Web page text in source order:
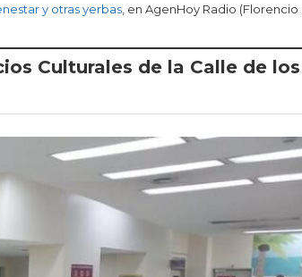
y otras yerbas , en AgenHoy Radio (Florencio
Culturales de la Calle de los